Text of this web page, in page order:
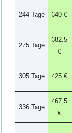
244 Tage 340 €
275 Tage
382.5
€
305 Tage 425 €
336 Tage
467.5
€